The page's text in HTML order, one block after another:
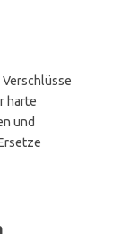
harte
und